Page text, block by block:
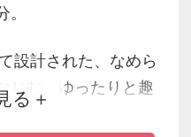
。
設計された、なめら
じむ、ゆったりと趣
る